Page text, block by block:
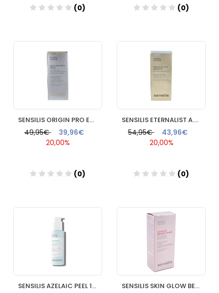
(0) (0)
SENSILIS ORIGIN PRO EGF5 CONTORNO DE OJOS 15 ML
49,95€
39,96€
20,00%
(0)
SENSILIS ETERNALIST A.G.E. SERUM AI 1 ENVASE 30 ML
54,95€
43,96€
20,00%
(0)
Añadir
SENSILIS AZELAIC PEEL 1 FRASCO 100 ML SENSILIS SKIN GLOW BEYOND C SERUM 1 FRASCO 30 ml